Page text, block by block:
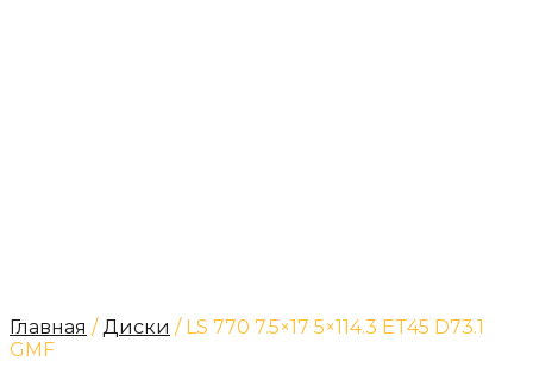
Главная /Диски / LS 770 7.5×17 5×114.3 ET45 D73.1
GMF